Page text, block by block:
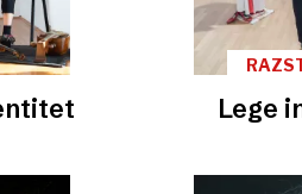
Lege